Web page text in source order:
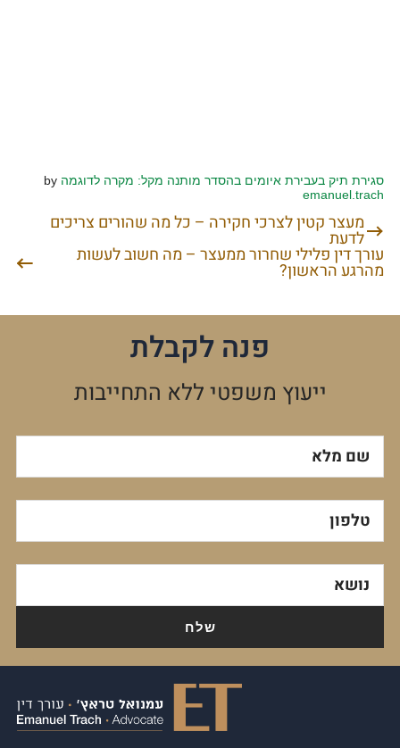
סגירת תיק בעבירת איומים בהסדר מותנה מקל: מקרה לדוגמה
emanuel.trach
ניווטמעצר קטין לצרכי חקירה – כל מה שהורים צריכים
לדעת
עורך דין פלילי שחרור ממעצר – מה חשוב לעשות
מהרגע הראשון?
פנה לקבלת
ייעוץ משפטי ללא התחייבות
שם מלא
טלפון
נושא